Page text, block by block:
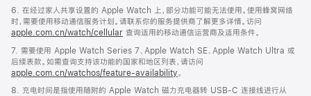
6. 在经过家人共享设置的 Apple Watch 上，部分功能可能无法使用。使用蜂窝网络
时，需要使用移动通信服务计划。请联系你的服务提供商了解更多详情。访问
apple.com.cn/watch/cellular 查询适用的移动通信运营商及适用条件。
7. 需要使用 Apple Watch Series 7、Apple Watch SE、Apple Watch Ultra 或
后续表款。如需查询支持该功能的国家和地区列表，请访问
apple.com.cn/watchos/feature-availability。
8. 充电时间是指使用随附的 Apple Watch 磁力充电器转 USB-C 连接线进行从